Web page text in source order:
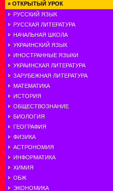
» ОТКРЫТЫЙ УРОК
РУССКИЙ ЯЗЫК
РУССКАЯ ЛИТЕРАТУРА
НАЧАЛЬНАЯ ШКОЛА
УКРАИНСКИЙ ЯЗЫК
ИНОСТРАННЫЕ ЯЗЫКИ
УКРАИНСКАЯ ЛИТЕРАТУРА
ЗАРУБЕЖНАЯ ЛИТЕРАТУРА
МАТЕМАТИКА
ИСТОРИЯ
ОБЩЕСТВОЗНАНИЕ
БИОЛОГИЯ
ГЕОГРАФИЯ
ФИЗИКА
АСТРОНОМИЯ
ИНФОРМАТИКА
ХИМИЯ
ОБЖ
ЭКОНОМИКА